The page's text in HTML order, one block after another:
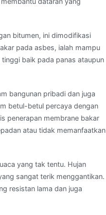
bitumen, ini dimodifikasi
pada asbes, ialah mampu
baik pada panas ataupun
bangunan pribadi dan juga
betul-betul percaya dengan
penerapan membrane bakar
atau tidak memanfaatkan
yang tak tentu. Hujan
sangat terik menggantikan.
resistan lama dan juga